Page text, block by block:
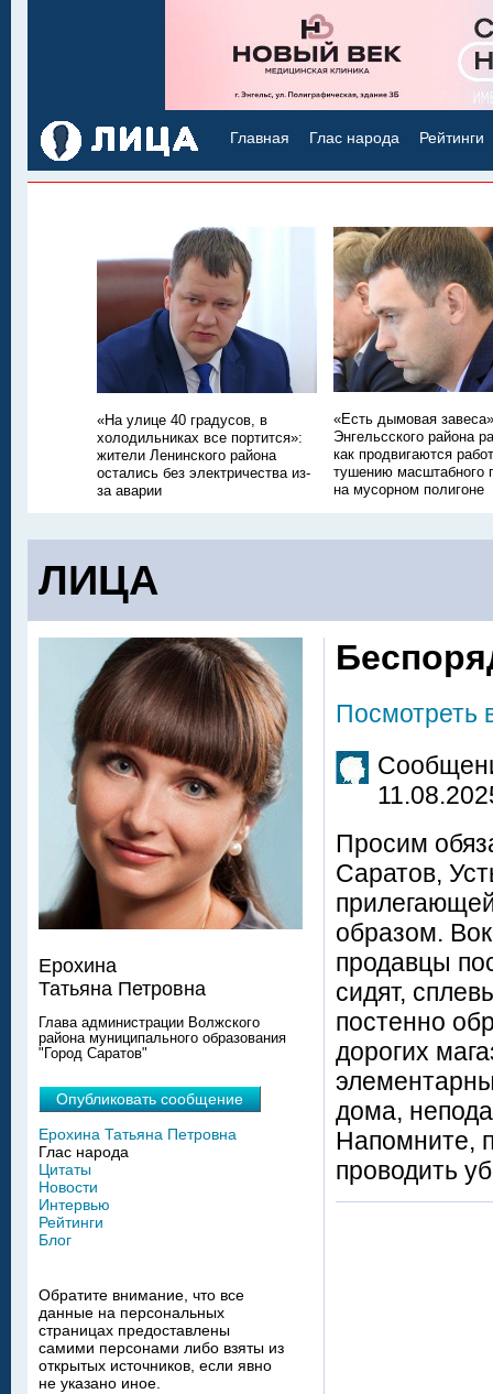
Главная Глас народа Рейтинги
«На улице 40 градусов, в
холодильниках все портится»:
жители Ленинского района
остались без электричества из-
за аварии
«Есть дымовая
Энгельсского района
как продвигаются
тушению масштабного
на мусорном полигоне
ЛИЦА
Посмотреть
Просим
Саратов,
образом.
продавцы
сидят,
постенно
дорогих
дома,
Напомните,
проводить
Ерохина
Татьяна Петровна
Глава администрации Волжского
района муниципального образования
"Город Саратов"
Опубликовать сообщение
Ерохина Татьяна Петровна
Глас народа
Цитаты
Новости
Интервью
Рейтинги
Блог
Обратите внимание, что все
данные на персональных
страницах предоставлены
самими персонами либо взяты из
открытых источников, если явно
не указано иное.